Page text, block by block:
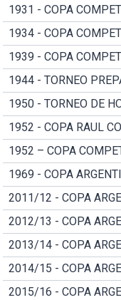
1931 - COPA
1934 - COPA
1939 - COPA
1944 - TORNEO
1950 - TORNEO DE
1952 - COPA RAUL
1952 – COPA
1969 - COPA
2011/12 - COPA
2012/13 - COPA
2013/14 - COPA
2014/15 - COPA
2015/16 - COPA